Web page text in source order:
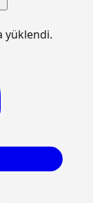
yüklendi.